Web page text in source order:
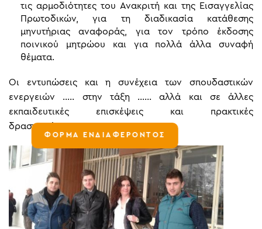
ΦΟΡΜΑ ΕΝΔΙΑΦΕΡΟΝΤΟΣ
τις αρμοδιότητες του Ανακριτή και της Εισαγγελίας
Πρωτοδικών, για τη διαδικασία κατάθεσης
μηνυτήριας αναφοράς, για τον τρόπο έκδοσης
ποινικού μητρώου και για πολλά άλλα συναφή
θέματα.
Οι εντυπώσεις και η συνέχεια των σπουδαστικών
ενεργειών ….. στην τάξη …… αλλά και σε άλλες
εκπαιδευτικές επισκέψεις και πρακτικές
δραστηριότητες.